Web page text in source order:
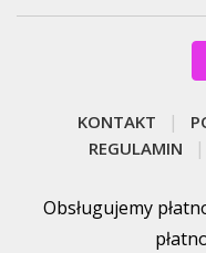
KONTAKT
REGULAMIN
Obsługujemy